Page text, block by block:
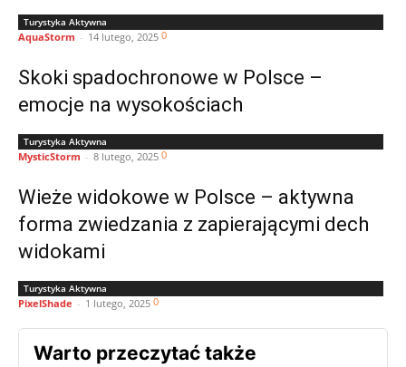
Turystyka Aktywna
AquaStorm - 14 lutego, 2025 0
Skoki spadochronowe w Polsce –
emocje na wysokościach
Turystyka Aktywna
MysticStorm - 8 lutego, 2025 0
Wieże widokowe w Polsce – aktywna
forma zwiedzania z zapierającymi dech
widokami
Turystyka Aktywna
PixelShade - 1 lutego, 2025 0
Warto przeczytać także